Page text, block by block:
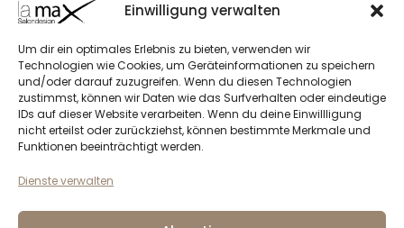
Einwilligung verwalten
Um dir ein optimales Erlebnis zu bieten, verwenden wir
Technologien wie Cookies, um Geräteinformationen zu speichern
und/oder darauf zuzugreifen. Wenn du diesen Technologien
zustimmst, können wir Daten wie das Surfverhalten oder eindeutige
IDs auf dieser Website verarbeiten. Wenn du deine Einwillligung
nicht erteilst oder zurückziehst, können bestimmte Merkmale und
Funktionen beeinträchtigt werden.
Dienste verwalten
Ing. Reinhard Mayer e.U.
2122 Riedenthal, Austria
E-Mail:mayer[at]lamax.at
+436643432630
La Max West
Andreas Larcher e.U.
6410 Telfs, Austria